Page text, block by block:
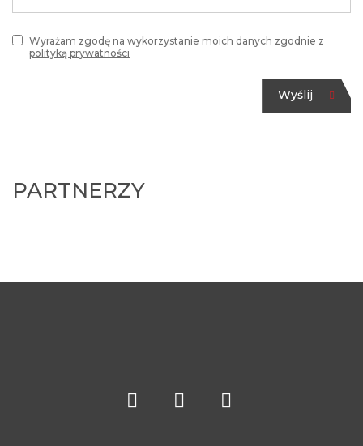
Wyrażam zgodę na wykorzystanie moich danych zgodnie z
polityką prywatności
Wyślij
PARTNERZY